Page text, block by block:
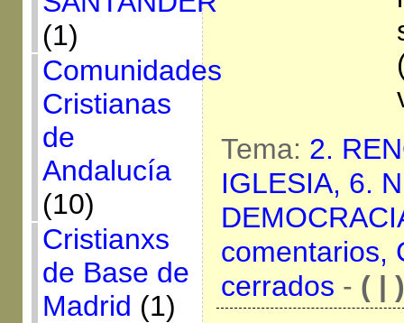
(1)
Comunidades
Cristianas
de
Andalucía
(10)
Cristianxs
de Base de
Madrid (1)
Tema: 2.
IGLESIA, 6.
comentarios,
cerrados - ( | )